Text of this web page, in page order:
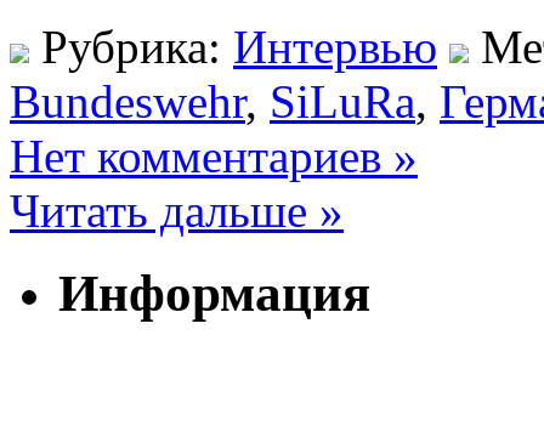
Рубрика: Интервью
Bundeswehr, SiLuRa,
Нет комментариев »
Читать дальше »
Информация